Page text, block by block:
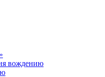
вождению